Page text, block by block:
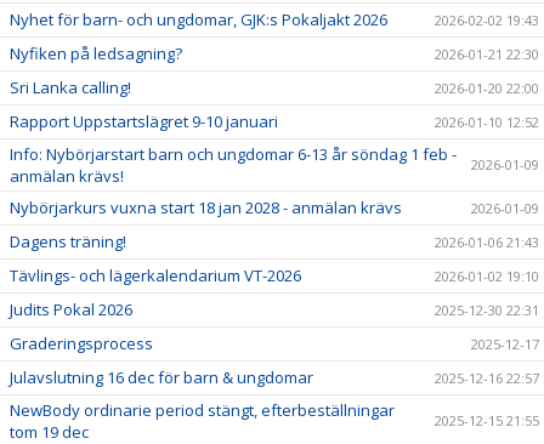
Nyhet för barn- och ungdomar, GJK:s Pokaljakt 2026 2026-02-02 19:43
Nyfiken på ledsagning? 2026-01-21 22:30
Sri Lanka calling! 2026-01-20 22:00
Rapport Uppstartslägret 9-10 januari 2026-01-10 12:52
Info: Nybörjarstart barn och ungdomar 6-13 år söndag 1 feb -
anmälan krävs!
2026-01-09
Nybörjarkurs vuxna start 18 jan 2028 - anmälan krävs 2026-01-09
Dagens träning! 2026-01-06 21:43
Tävlings- och lägerkalendarium VT-2026 2026-01-02 19:10
Judits Pokal 2026 2025-12-30 22:31
Graderingsprocess 2025-12-17
Julavslutning 16 dec för barn & ungdomar 2025-12-16 22:57
NewBody ordinarie period stängt, efterbeställningar
tom 19 dec
2025-12-15 21:55